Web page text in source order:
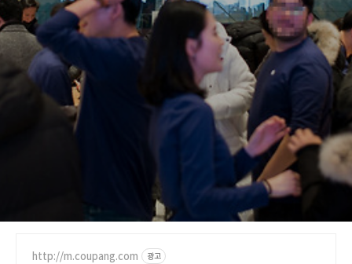
http://m.coupang.com 광고